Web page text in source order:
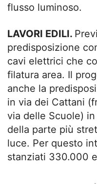
flusso luminoso.
LAVORI EDILI.
predisposizione
cavi elettrici che
filatura area. Il
anche la
in via dei Cattani
via delle Scuole) in
della parte più
luce. Per questo
stanziati 330.000
-